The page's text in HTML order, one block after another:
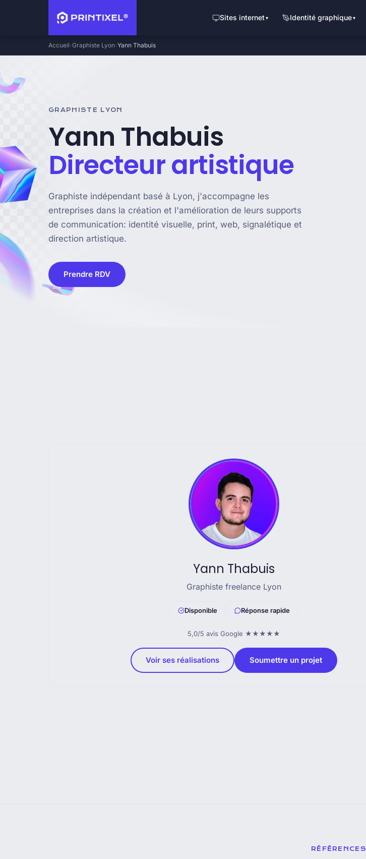
Sites internet Identité graphique
Accueil Graphiste Lyon Yann Thabuis
GRAPHISTE LYON
Yann Thabuis
Directeur artistique
Graphiste indépendant basé à Lyon, j'accompagne les
entreprises dans la création et l'amélioration de leurs supports
de communication: identité visuelle, print, web, signalétique et
direction artistique.
Prendre RDV
Yann Thabuis
Graphiste freelance Lyon
Disponible Réponse rapide
5,0/5 avis Google ★★★★★
Voir ses réalisations Soumettre un projet
RÉFÉRENCES